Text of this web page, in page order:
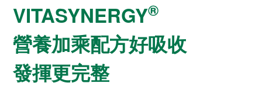
VITASYNERGY®
營養加乘配方好吸收
發揮更完整